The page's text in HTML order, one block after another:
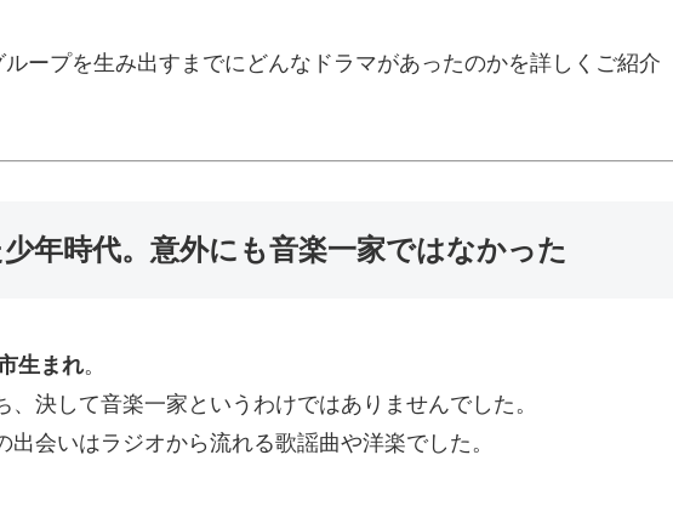
ループを生み出すまでにどんなドラマがあったのかを詳しくご紹介
年時代。意外にも音楽一家ではなかった
生まれ。
決して音楽一家というわけではありませんでした。
会いはラジオから流れる歌謡曲や洋楽でした。